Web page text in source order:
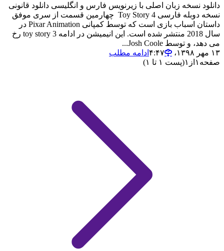
دانلود نسخه زبان اصلی با زیرنویس فارس و انگلیسی دانلود قانونی
نسخه دوبله فارسی Toy Story 4 چهارمین قسمت از سری موفق
داستان اسباب بازی است که توسط کمپانی Pixar Animation در
سال 2018 منتشر شده است. این انیمیشن در ادامه toy story 3 رخ
می دهد، و توسط Josh Coole...
۱۳ مهر ۱۳۹۸،‏ ۴:۴۷
ادامه مطلب
صفحه ۱ از ۱(پست ۱ تا ۱)